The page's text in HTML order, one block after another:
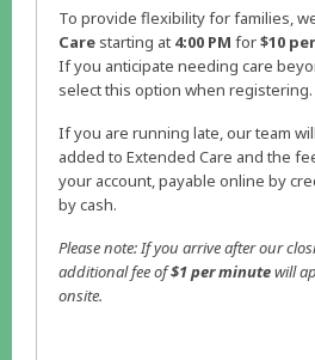
To provide flexibility for families,
Care starting at 4:00 PM for$10
If you anticipate needing care
select this option when registering.
If you are running late, our team
added to Extended Care and the
your account, payable online by
by cash.
Please note: If you arrive after our
additional fee of$1 per minutewill
onsite.